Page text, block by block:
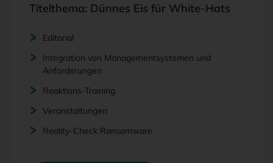
Titelthema: Dünnes Eis für White-Hats
Editorial
Integration von Managementsystemen und
Anforderungen
Reaktions-Training
Veranstaltungen
Reality-Check Ransomware